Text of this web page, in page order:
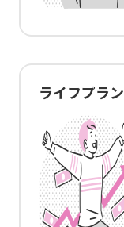
ライフプラ